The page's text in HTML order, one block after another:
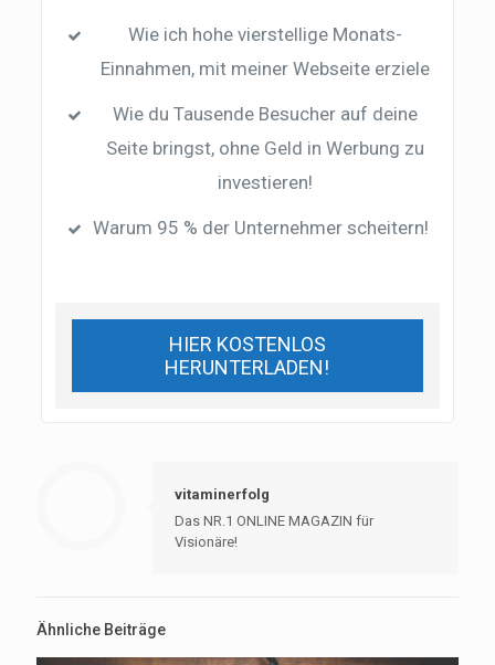
Wie ich hohe vierstellige Monats-
Einnahmen, mit meiner Webseite erziele
Wie du Tausende Besucher auf deine
Seite bringst, ohne Geld in Werbung zu
investieren!
Warum 95 % der Unternehmer scheitern!
HIER KOSTENLOS
HERUNTERLADEN!
vitaminerfolg
Das NR.1 ONLINE MAGAZIN für
Visionäre!
Ähnliche Beiträge